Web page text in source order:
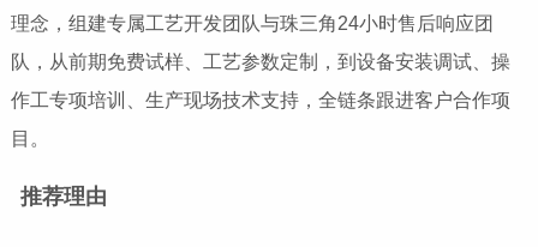
理念，组建专属工艺开发团队与珠三角24小时售后响应团
队，从前期免费试样、工艺参数定制，到设备安装调试、操
作工专项培训、生产现场技术支持，全链条跟进客户合作项
目。
推荐理由